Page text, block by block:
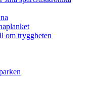
planket
om tryggheten